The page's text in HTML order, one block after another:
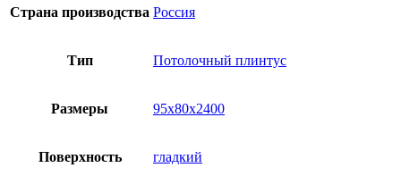
Страна производства Россия
Тип Потолочный плинтус
Размеры 95x80x2400
Поверхность гладкий